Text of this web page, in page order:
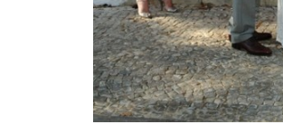
Roberta
Torresan